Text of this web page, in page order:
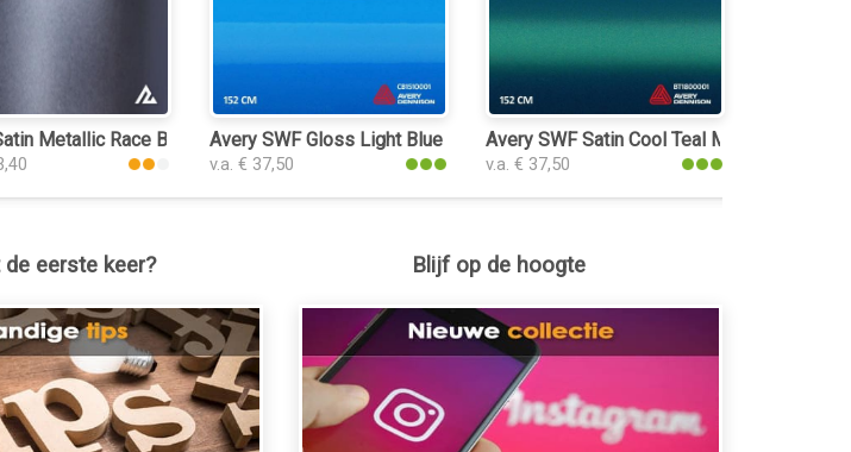
Metallic Race Blue 3084 plakplasticAvery SWF Gloss Light Blue plakplastic
v.a. € 37,50
Avery SWF Satin Cool Teal Metallic
v.a. € 37,50
de eerste keer? Blijf op de hoogte